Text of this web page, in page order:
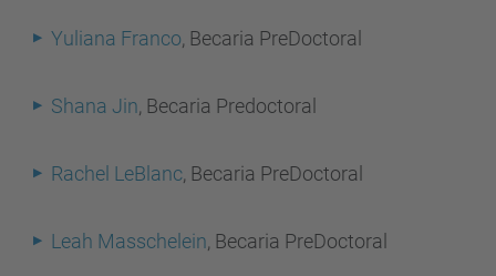
Yuliana Franco, Becaria PreDoctoral
Shana Jin, Becaria Predoctoral
Rachel LeBlanc, Becaria PreDoctoral
Leah Masschelein, Becaria PreDoctoral